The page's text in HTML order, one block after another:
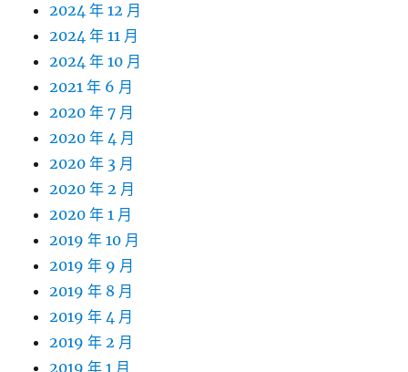
2024 年 12 月
2024 年 11 月
2024 年 10 月
2021 年 6 月
2020 年 7 月
2020 年 4 月
2020 年 3 月
2020 年 2 月
2020 年 1 月
2019 年 10 月
2019 年 9 月
2019 年 8 月
2019 年 4 月
2019 年 2 月
2019 年 1 月